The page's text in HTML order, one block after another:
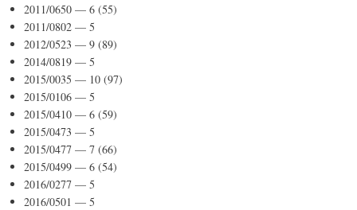
2011/0650 — 6 (55)
2011/0802 — 5
2012/0523 — 9 (89)
2014/0819 — 5
2015/0035 — 10 (97)
2015/0106 — 5
2015/0410 — 6 (59)
2015/0473 — 5
2015/0477 — 7 (66)
2015/0499 — 6 (54)
2016/0277 — 5
2016/0501 — 5